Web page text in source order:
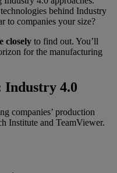
behind Industry
to companies your size?
closely to find out. You’ll
for the manufacturing
Industry 4.0
companies’ production
Institute and TeamViewer.